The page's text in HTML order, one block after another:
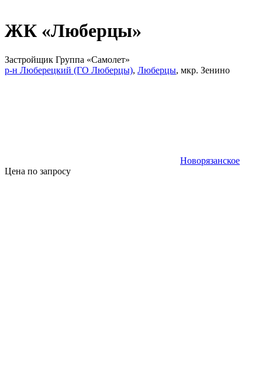
ЖК «Люберцы»
Застройщик Группа «Самолет»
р-н Люберецкий (ГО Люберцы), Люберцы, мкр. Зенино
Новорязанское
Цена по запросу